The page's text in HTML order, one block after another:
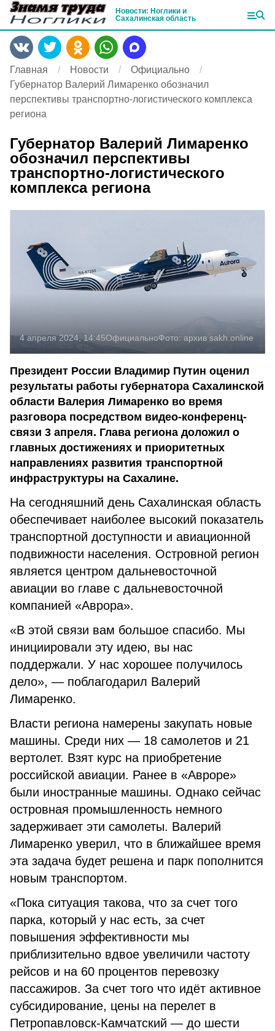
Новости: Ноглики и
Сахалинская область
Главная Новости
Официально
Губернатор Валерий Лимаренко обозначил
перспективы транспортно-логистического комплекса
региона
Губернатор Валерий Лимаренко
обозначил перспективы
транспортно-логистического
комплекса региона
4 апреля 2024, 14:45ОфициальноФото: архив sakh.online
Президент России Владимир Путин оценил
результаты работы губернатора Сахалинской
области Валерия Лимаренко во время
разговора посредством видео-конференц-
связи 3 апреля. Глава региона доложил о
главных достижениях и приоритетных
направлениях развития транспортной
инфраструктуры на Сахалине.
На сегодняшний день Сахалинская область
обеспечивает наиболее высокий показатель
транспортной доступности и авиационной
подвижности населения. Островной регион
является центром дальневосточной
авиации во главе с дальневосточной
компанией «Аврора».
«В этой связи вам большое спасибо. Мы
инициировали эту идею, вы нас
поддержали. У нас хорошее получилось
дело», — поблагодарил Валерий
Лимаренко.
Власти региона намерены закупать новые
машины. Среди них — 18 самолетов и 21
вертолет. Взят курс на приобретение
российской авиации. Ранее в «Авроре»
были иностранные машины. Однако сейчас
островная промышленность немного
задерживает эти самолеты. Валерий
Лимаренко уверил, что в ближайшее время
эта задача будет решена и парк пополнится
новым транспортом.
«Пока ситуация такова, что за счет того
парка, который у нас есть, за счет
повышения эффективности мы
приблизительно вдвое увеличили частоту
рейсов и на 60 процентов перевозку
пассажиров. За счет того что идёт активное
субсидирование, цены на перелет в
Петропавловск-Камчатский — до шести